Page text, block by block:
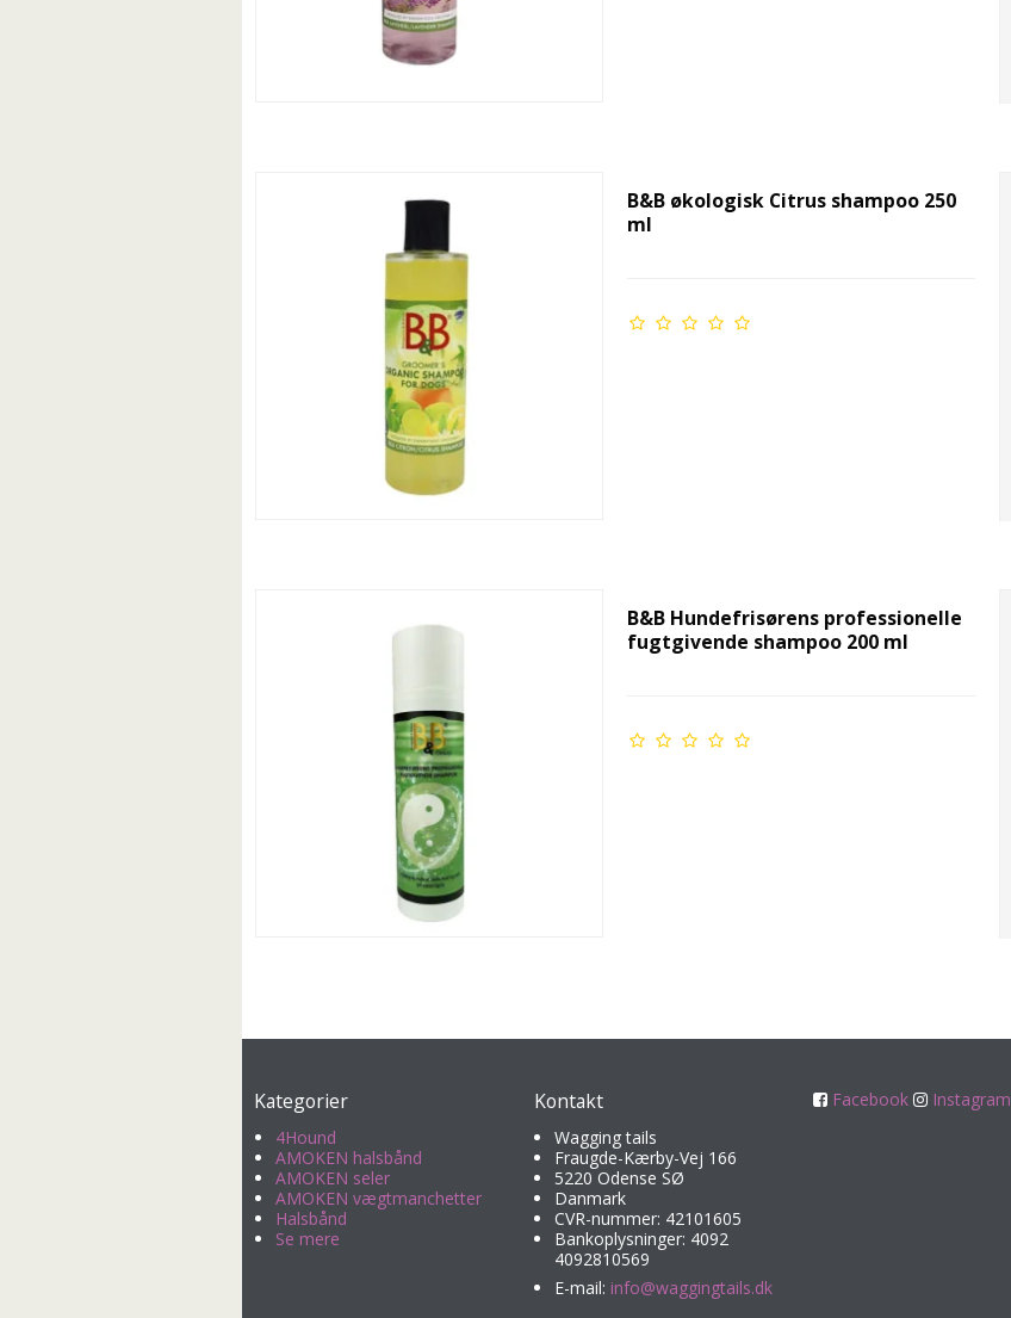
B&B økologisk Citrus shampoo 250
ml
B&B Hundefrisørens professionelle
fugtgivende shampoo 200 ml
Kategorier
4Hound
AMOKEN halsbånd
AMOKEN seler
AMOKEN vægtmanchetter
Halsbånd
Se mere
Kontakt
Wagging tails
Fraugde-Kærby-Vej 166
5220 Odense SØ
Danmark
CVR-nummer: 42101605
Bankoplysninger: 4092
4092810569
E-mail: info@waggingtails.dk
Facebook Instagram